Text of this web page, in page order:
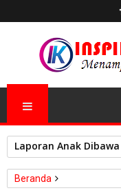
Laporan Anak
Beranda